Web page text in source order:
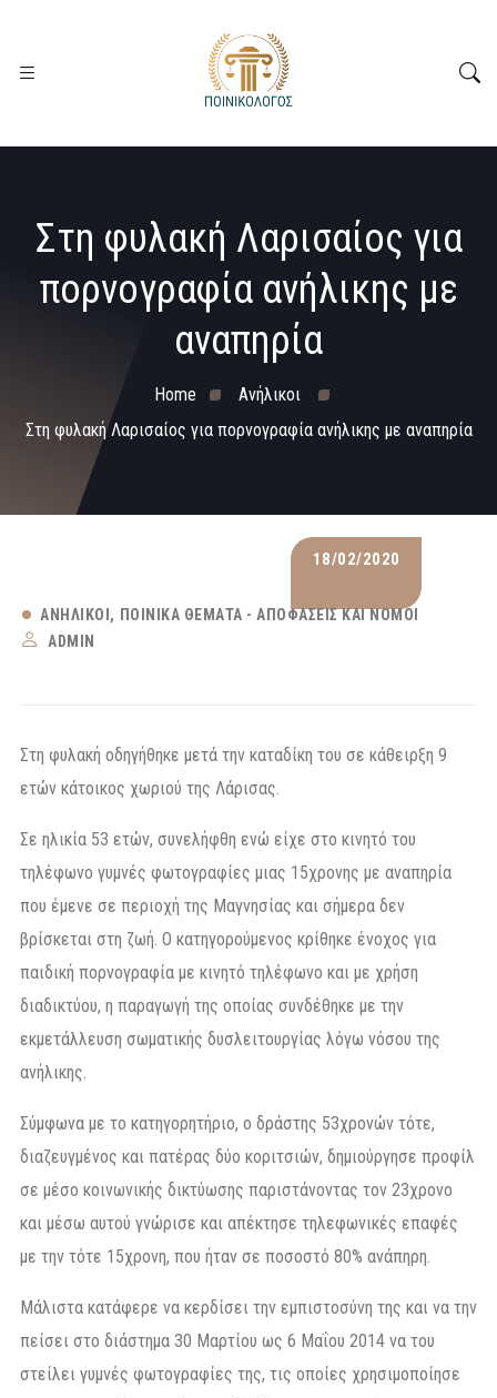
Στη φυλακή Λαρισαίος για
πορνογραφία ανήλικης με
αναπηρία
Home
Ανήλικοι
Στη φυλακή Λαρισαίος για πορνογραφία ανήλικης με αναπηρία
18/02/2020
ΑΝΉΛΙΚΟΙ
ΠΟΙΝΙΚΆ ΘΈΜΑΤΑ - ΑΠΟΦΆΣΕΙΣ ΚΑΙ ΝΌΜΟΙ
ADMIN
Στη φυλακή οδηγήθηκε μετά την καταδίκη του σε κάθειρξη 9
ετών κάτοικος χωριού της Λάρισας.
Σε ηλικία 53 ετών, συνελήφθη ενώ είχε στο κινητό του
τηλέφωνο γυμνές φωτογραφίες μιας 15χρονης με αναπηρία
που έμενε σε περιοχή της Μαγνησίας και σήμερα δεν
βρίσκεται στη ζωή. Ο κατηγορούμενος κρίθηκε ένοχος για
παιδική πορνογραφία με κινητό τηλέφωνο και με χρήση
διαδικτύου, η παραγωγή της οποίας συνδέθηκε με την
εκμετάλλευση σωματικής δυσλειτουργίας λόγω νόσου της
ανήλικης.
Σύμφωνα με το κατηγορητήριο, ο δράστης 53χρονών τότε,
διαζευγμένος και πατέρας δύο κοριτσιών, δημιούργησε προφίλ
σε μέσο κοινωνικής δικτύωσης παριστάνοντας τον 23χρονο
και μέσω αυτού γνώρισε και απέκτησε τηλεφωνικές επαφές
με την τότε 15χρονη, που ήταν σε ποσοστό 80% ανάπηρη.
Μάλιστα κατάφερε να κερδίσει την εμπιστοσύνη της και να την
πείσει στο διάστημα 30 Μαρτίου ως 6 Μαΐου 2014 να του
στείλει γυμνές φωτογραφίες της, τις οποίες χρησιμοποίησε